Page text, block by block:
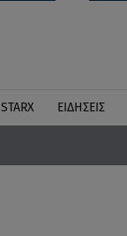
STARX ΕΙΔΉΣΕΙΣ